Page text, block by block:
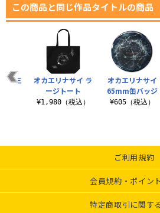
この商品と同じ作品タイトルの商品
オカエリナサイ
65mm缶バッジ
¥605（税込）
が三
オカエリナサイ ラ
ージトート
¥1,980（税込）
ご利用規約
会員規約・ポイン
特定商取引に関す